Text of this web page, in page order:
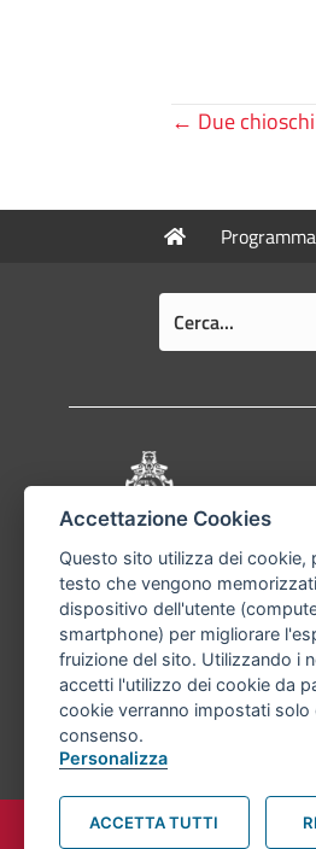
Posts
← Due
Pié di pagina di
Contatti
Comune di
Telefono:
Accessibilità
Accettazione Cookies
Questo sito utilizza dei cookie,
testo che vengono
dispositivo dell'utente
smartphone) per migliorare
fruizione del sito. Utilizzando i
accetti l'utilizzo dei cookie da
cookie verranno impostati solo
consenso.
Personalizza
ACCETTA TUTTI